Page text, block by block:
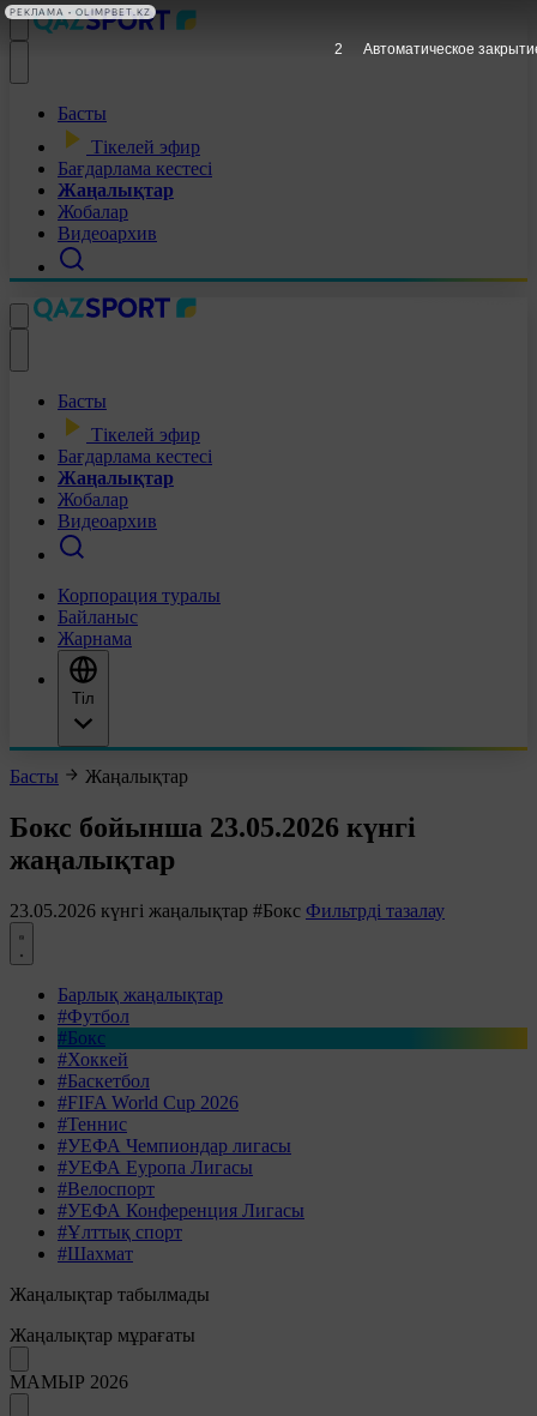
Басты
Тікелей эфир
Бағдарлама кестесі
Жаңалықтар
Жобалар
Видеоархив
Басты
Тікелей эфир
Бағдарлама кестесі
Жаңалықтар
Жобалар
Видеоархив
Корпорация туралы
Байланыс
Жарнама
Тіл
Басты Жаңалықтар
Бокс бойынша 23.05.2026 күнгі
жаңалықтар
23.05.2026 күнгі жаңалықтар #Бокс Фильтрді тазалау
Барлық жаңалықтар
#Футбол
#Бокс
#Хоккей
#Баскетбол
#FIFA World Cup 2026
#Теннис
#УЕФА Чемпиондар лигасы
#УЕФА Еуропа Лигасы
#Велоспорт
#УЕФА Конференция Лигасы
#Ұлттық спорт
#Шахмат
Жаңалықтар табылмады
Жаңалықтар мұрағаты
МАМЫР 2026
1 Автоматическое
РЕКЛАМА • OLIMPBET.KZ